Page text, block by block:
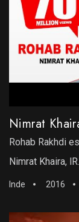
Nimrat
Rohab Rakhdi
Nimrat Khaira,
Inde 2016